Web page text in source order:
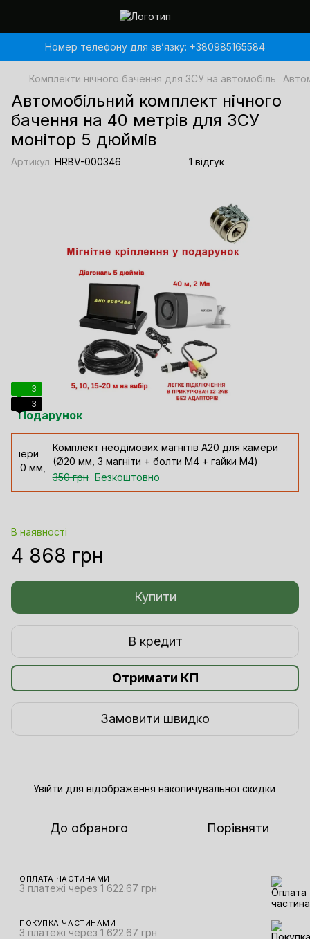
Номер телефону для звʼязку: +380985165584
Комплекти нічного бачення для ЗСУ на автомобіль
Автомобільний комплект нічного
бачення на 40 метрів для ЗСУ
монітор 5 дюймів
Артикул: HRBV-000346 1 відгук
3
3
Подарунок
Комплект неодімових магнітів А20 для камери
(Ø20 мм, 3 магніти + болти М4 + гайки М4)
350 грн Безкоштовно
В наявності
4 868 грн
Купити
В кредит
Отримати КП
Замовити швидко
Увійти для відображення накопичувальної скидки
До обраного Порівняти
ОПЛАТА ЧАСТИНАМИ
3 платежі через 1 622.67 грн
ПОКУПКА ЧАСТИНАМИ
3 платежі через 1 622.67 грн